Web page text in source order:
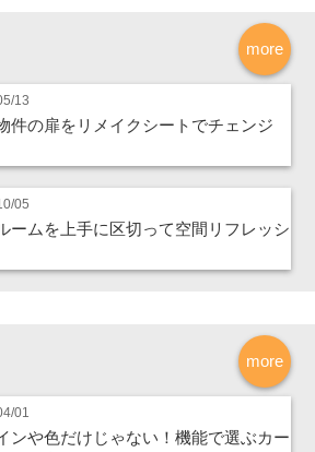
more
13
件の扉をリメイクシートでチェンジ
05
ームを上手に区切って空間リフレッシ
more
01
ンや色だけじゃない！機能で選ぶカー